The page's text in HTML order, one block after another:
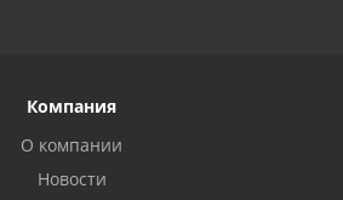
Компания
О компании
Новости